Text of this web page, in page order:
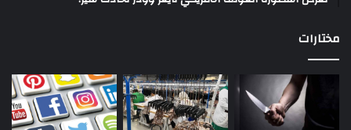
مختارات